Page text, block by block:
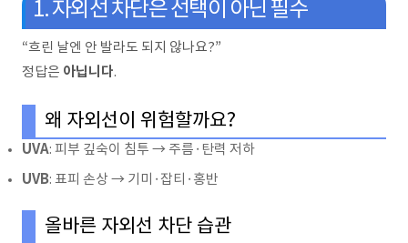
1. 자외선 차단은 선택이 아닌 필수
“흐린 날엔 안 발라도 되지 않나요?”
정답은 아닙니다.
왜 자외선이 위험할까요?
UVA: 피부 깊숙이 침투 → 주름·탄력 저하
UVB: 표피 손상 → 기미·잡티·홍반
올바른 자외선 차단 습관